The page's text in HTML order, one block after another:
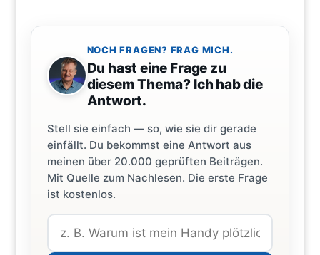
NOCH FRAGEN? FRAG MICH.
Du hast eine Frage zu
diesem Thema? Ich hab die
Antwort.
Stell sie einfach — so, wie sie dir gerade
einfällt. Du bekommst eine Antwort aus
meinen über 20.000 geprüften Beiträgen.
Mit Quelle zum Nachlesen. Die erste Frage
ist kostenlos.